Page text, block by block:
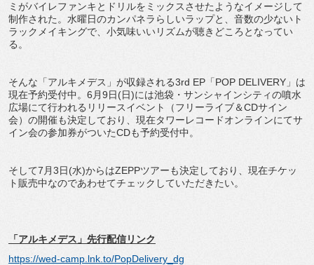
ミがバイレファンキとドリルをミックスさせたようなイメージして
制作された。水曜日のカンパネラらしいラップと、音数の少ないト
ラックメイキングで、小気味いいリズムが聴きどころとなってい
る。
そんな「アルキメデス」が収録される3rd EP「POP DELIVERY」は
現在予約受付中。6月9日(日)には池袋・サンシャインシティの噴水
広場にて行われるリリースイベント（フリーライブ＆CDサイン
会）の開催も決定しており、現在タワーレコードオンラインにてサ
イン会の参加券がついたCDも予約受付中。
そして7月3日(水)からはZEPPツアーも決定しており、現在チケッ
ト販売中なのであわせてチェックしていただきたい。
「アルキメデス」先行配信リンク
https://wed-camp.lnk.to/PopDelivery_dg